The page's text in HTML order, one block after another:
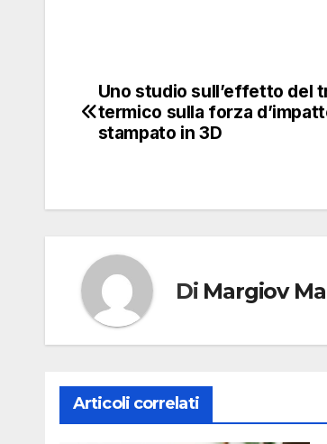
Navigazione
articoli
Uno studio sull’effetto del
termico sulla forza
stampato in 3D
Di Margiov
Articoli correlati